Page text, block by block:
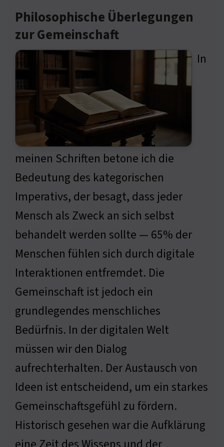
Philosophische Überlegungen
zur Gemeinschaft
In
meinen Schriften betone ich die
Bedeutung des kategorischen
Imperativs, der besagt, dass jeder
Mensch als Zweck an sich selbst
behandelt werden sollte — 65% der
Menschen fühlen sich durch digitale
Interaktionen entfremdet. Die
Gemeinschaft ist jedoch ein
grundlegendes menschliches
Bedürfnis. In der digitalen Welt
müssen wir den Dialog
aufrechterhalten. Der Austausch von
Ideen ist entscheidend, um ein starkes
Gemeinschaftsgefühl zu fördern.
Historisch gesehen war die Aufklärung